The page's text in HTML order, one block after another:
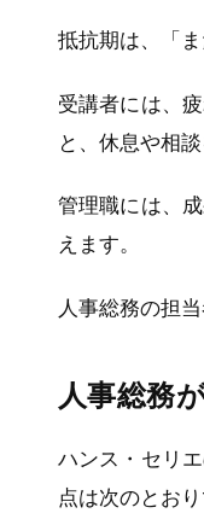
抵抗期は、「
受講者には、
と、休息や相
管理職には、
えます。
人事総務の担
人事総務
ハンス・セリ
点は次のとおり